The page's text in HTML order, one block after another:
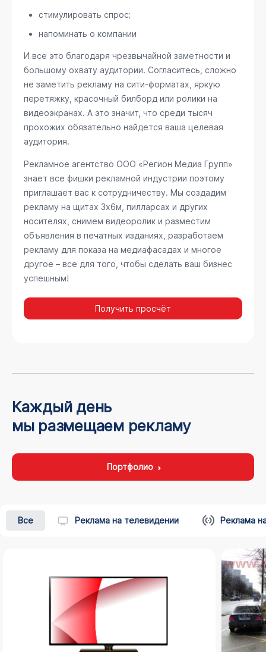
стимулировать спрос;
напоминать о компании
И все это благодаря чрезвычайной заметности и
большому охвату аудитории. Согласитесь, сложно
не заметить рекламу на сити-форматах, яркую
перетяжку, красочный билборд или ролики на
видеоэкранах. А это значит, что среди тысяч
прохожих обязательно найдется ваша целевая
аудитория.
Рекламное агентство ООО «Регион Медиа Групп»
знает все фишки рекламной индустрии поэтому
приглашает вас к сотрудничеству. Мы создадим
рекламу на щитах 3х6м, пилларсах и других
носителях, снимем видеоролик и разместим
объявления в печатных изданиях, разработаем
рекламу для показа на медиафасадах и многое
другое – все для того, чтобы сделать ваш бизнес
успешным!
Получить просчёт
Каждый день
мы размещаем рекламу
Портфолио
Все Реклама на телевидении Реклама